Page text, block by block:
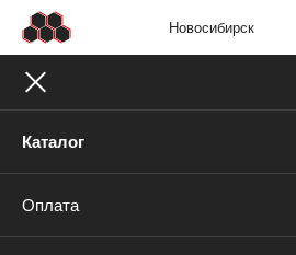
Новосибирск
Каталог
Оплата